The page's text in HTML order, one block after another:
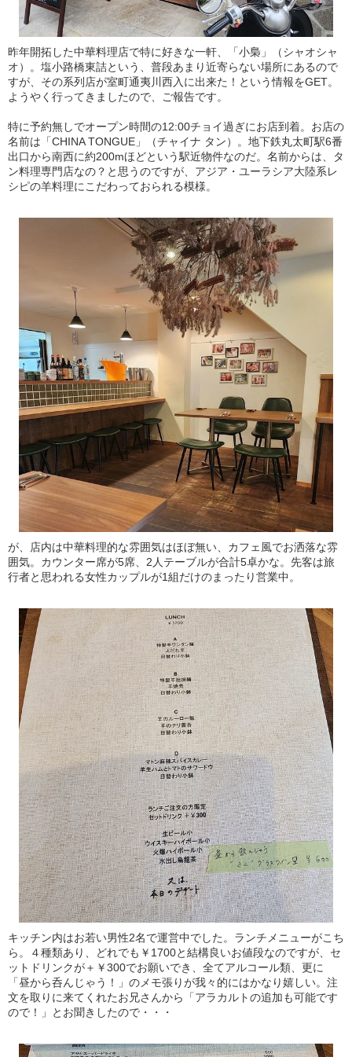
昨年開拓した中華料理店で特に好きな一軒、「小梟」（シャオシャ
オ）。塩小路橋東詰という、普段あまり近寄らない場所にあるので
すが、その系列店が室町通夷川西入に出来た！という情報をGET。
ようやく行ってきましたので、ご報告です。
特に予約無しでオープン時間の12:00チョイ過ぎにお店到着。お店の
名前は「CHINA TONGUE」（チャイナ タン）。地下鉄丸太町駅6番
出口から南西に約200mほどという駅近物件なのだ。名前からは、タ
ン料理専門店なの？と思うのですが、アジア・ユーラシア大陸系レ
シピの羊料理にこだわっておられる模様。
が、店内は中華料理的な雰囲気はほぼ無い、カフェ風でお洒落な雰
囲気。カウンター席が5席、2人テーブルが合計5卓かな。先客は旅
行者と思われる女性カップルが1組だけのまったり営業中。
キッチン内はお若い男性2名で運営中でした。ランチメニューがこち
ら。４種類あり、どれでも￥1700と結構良いお値段なのですが、セ
ットドリンクが＋￥300でお願いでき、全てアルコール類、更に
「昼から呑んじゃう！」のメモ張りが我々的にはかなり嬉しい。注
文を取りに来てくれたお兄さんから「アラカルトの追加も可能です
ので！」とお聞きしたので・・・